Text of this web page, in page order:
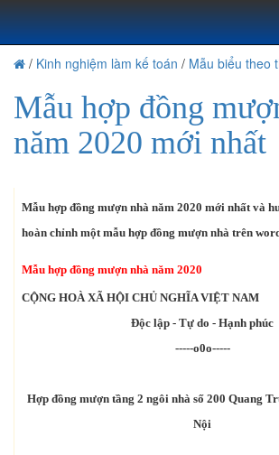
/ Kinh nghiệm làm kế toán / Mẫu biểu theo
Mẫu hợp đồng
năm 2020 mới nhất
Mẫu hợp đồng mượn nhà năm 2020 mới nhất và
hoàn chỉnh một mẫu hợp đồng mượn nhà trên
Mẫu hợp đồng mượn nhà năm 2020
CỘNG HOÀ XÃ HỘI CHỦ NGHĨA VIỆT NAM
Độc lập - Tự do - Hạnh phúc
-----o0o-----
Hợp đồng mượn tầng 2 ngôi nhà số 200 Quang
Nội